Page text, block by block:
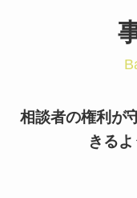
相談者の権利が
きる